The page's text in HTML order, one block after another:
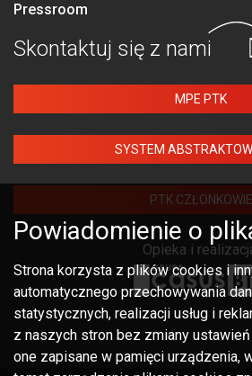
Pressroom
Skontaktuj się z nami
MPE PTK
SYSTEM
PTK CZŁONKOWIE
Opieka i
Powiadomienie o
Strona korzysta z plików cookies i
automatycznego przechowywania
statystycznych, realizacji usług i
z naszych stron bez zmiany
one zapisane w pamięci urządzenia,